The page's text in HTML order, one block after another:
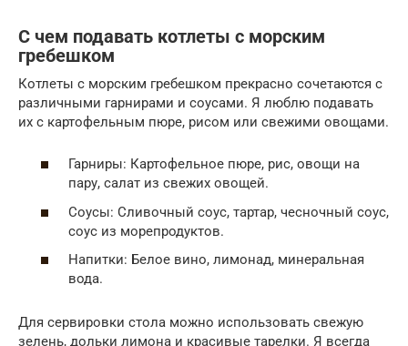
С чем подавать котлеты с морским
гребешком
Котлеты с морским гребешком прекрасно сочетаются с
различными гарнирами и соусами. Я люблю подавать
их с картофельным пюре, рисом или свежими овощами.
Гарниры: Картофельное пюре, рис, овощи на
пару, салат из свежих овощей.
Соусы: Сливочный соус, тартар, чесночный соус,
соус из морепродуктов.
Напитки: Белое вино, лимонад, минеральная
вода.
Для сервировки стола можно использовать свежую
зелень, дольки лимона и красивые тарелки. Я всегда